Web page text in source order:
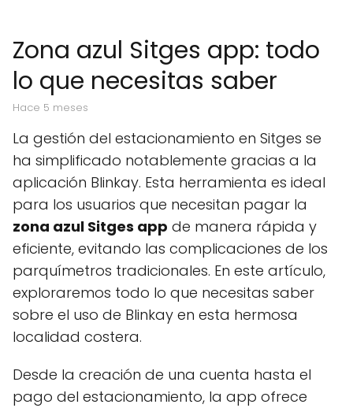
Zona azul Sitges app: todo
lo que necesitas saber
hace 5 meses
La gestión del estacionamiento en Sitges se
ha simplificado notablemente gracias a la
aplicación Blinkay. Esta herramienta es ideal
para los usuarios que necesitan pagar la
zona azul Sitges app de manera rápida y
eficiente, evitando las complicaciones de los
parquímetros tradicionales. En este artículo,
exploraremos todo lo que necesitas saber
sobre el uso de Blinkay en esta hermosa
localidad costera.
Desde la creación de una cuenta hasta el
pago del estacionamiento, la app ofrece